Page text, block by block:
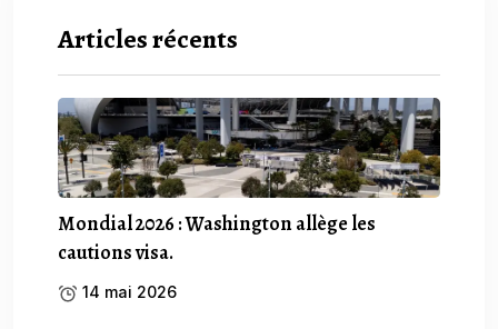
Articles récents
Mondial 2026 : Washington allège les
cautions visa.
14 mai 2026